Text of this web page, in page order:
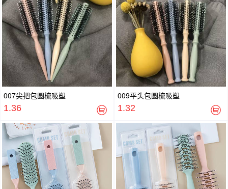
007尖把包圆梳吸塑
1.36
009平头包圆梳吸塑
1.32